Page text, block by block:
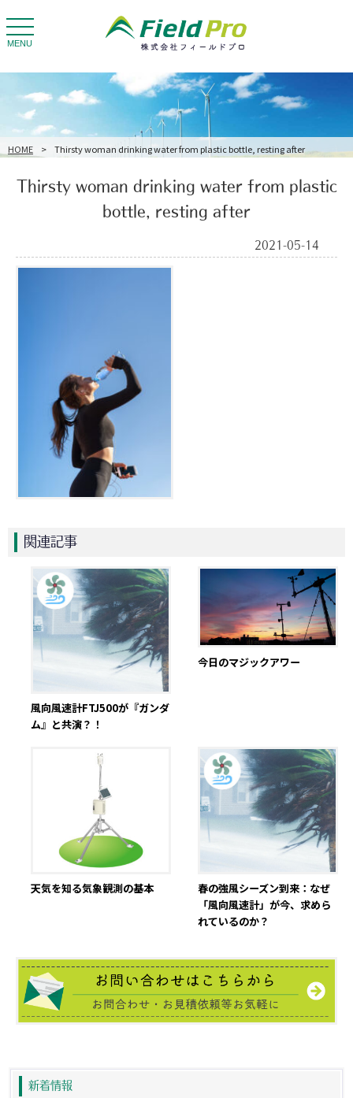
toggle
navigation
MENU
HOME > Thirsty woman drinking water from plastic bottle, resting after
Thirsty woman drinking water from plastic
bottle, resting after
2021-05-14
関連記事
風向風速計FTJ500が『ガンダ
ム』と共演？！
今日のマジックアワー
天気を知る気象観測の基本
春の強風シーズン到来：なぜ
「風向風速計」が今、求めら
れているのか？
新着情報